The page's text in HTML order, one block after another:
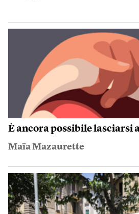
È ancora possibile lasciarsi
Maïa Mazaurette